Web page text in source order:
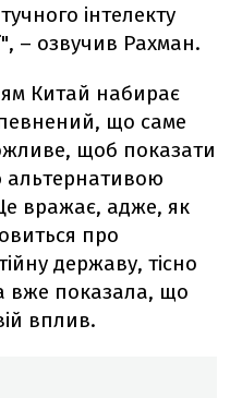
інтелекту
– озвучив Рахман.
Китай набирає
що саме
щоб показати
альтернативою
вражає, адже, як
про
державу, тісно
вже показала, що
вплив.